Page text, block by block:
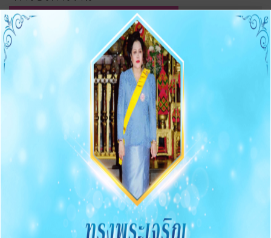
O5 แผนยุทธศาสตร์/พัฒนาหน่วยงาน
O6 แผนและความก้าวหน้าในการดำเนินงานและการใช้จ่าย
งบประมาณประจำปี 2569
รายงานการกำกับการดำเนินงานและการใช้จ่ายงบประมาณ
ประจำปี รอบ 6 เดือน
O7 รายงานผลการดำเนินงานประจำปี 2568
O8 คู่มือ/แนวทางการปฏิบัติงานของเจ้าหน้าที่
O9 คู่มือ/แนวทางการให้บริการสำหรับผู้รับบริการ/ผู้มา
ติดต่อ
O10 E-Service
การบริหารเงินงบประมาณ
รายการและความก้าวหน้าการจัดซื้อจัดจ้างและจัดหาพัสดุ